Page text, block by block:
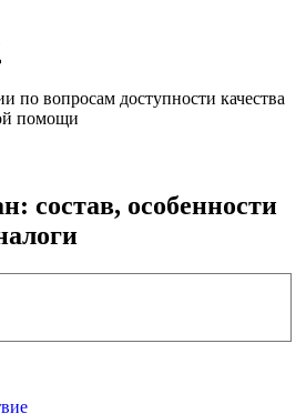
по вопросам доступности качества
помощи
состав, особенности